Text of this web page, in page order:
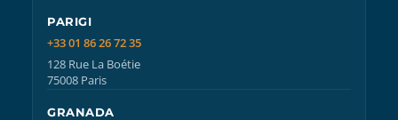
PARIGI
+33 01 86 26 72 35
128 Rue La Boétie
75008 Paris
GRANADA